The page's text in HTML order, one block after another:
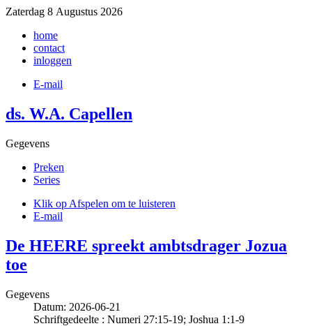
Zaterdag 8 Augustus 2026
home
contact
inloggen
E-mail
ds. W.A. Capellen
Gegevens
Preken
Series
Klik op Afspelen om te luisteren
E-mail
De HEERE spreekt ambtsdrager Jozua
toe
Gegevens
Datum: 2026-06-21
Schriftgedeelte : Numeri 27:15-19; Joshua 1:1-9